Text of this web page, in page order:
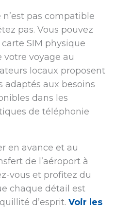
pas compatible
pas. Vous pouvez
SIM physique
voyage au
locaux proposent
adaptés aux besoins
dans les
de téléphonie
en avance et au
de l’aéroport à
vous et profitez du
chaque détail est
d’esprit. Voir les